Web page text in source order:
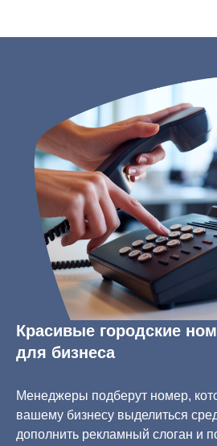
Красивые городские
для бизнеса
Менеджеры подберут номер,
вашему бизнесу выделиться
дополнить рекламный слоган и